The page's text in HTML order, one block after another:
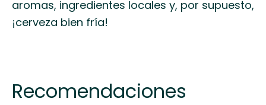
aromas, ingredientes locales y, por supuesto,
¡cerveza bien fría!
Recomendaciones